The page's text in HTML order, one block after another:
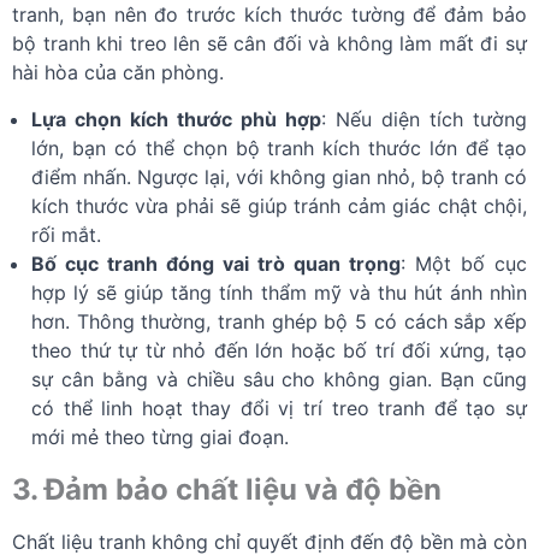
tranh, bạn nên đo trước kích thước tường để đảm bảo
bộ tranh khi treo lên sẽ cân đối và không làm mất đi sự
hài hòa của căn phòng.
Lựa chọn kích thước phù hợp: Nếu diện tích tường
lớn, bạn có thể chọn bộ tranh kích thước lớn để tạo
điểm nhấn. Ngược lại, với không gian nhỏ, bộ tranh có
kích thước vừa phải sẽ giúp tránh cảm giác chật chội,
rối mắt.
Bố cục tranh đóng vai trò quan trọng: Một bố cục
hợp lý sẽ giúp tăng tính thẩm mỹ và thu hút ánh nhìn
hơn. Thông thường, tranh ghép bộ 5 có cách sắp xếp
theo thứ tự từ nhỏ đến lớn hoặc bố trí đối xứng, tạo
sự cân bằng và chiều sâu cho không gian. Bạn cũng
có thể linh hoạt thay đổi vị trí treo tranh để tạo sự
mới mẻ theo từng giai đoạn.
3. Đảm bảo chất liệu và độ bền
Chất liệu tranh không chỉ quyết định đến độ bền mà còn